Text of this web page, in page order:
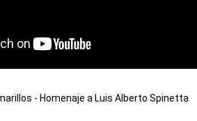
- Homenaje a Luis Alberto Spinetta